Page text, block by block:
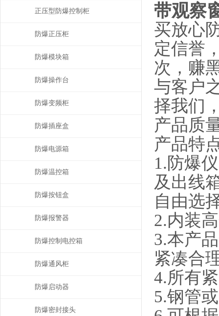
带观察
买放心
定信誉
次，赚
与客户
择我们
产品质
产品特
1.防爆
及出线
自由选
2.内装
3.本产
紧凑合
4.所有
5.钢管
正压型防爆控制柜
防爆正压柜
防爆模块箱
防爆操作台
防爆变频柜
防爆插座盒
防爆电源箱
防爆温控箱
防爆按钮盒
防爆报警器
防爆控制电控箱
防爆通风柜
防爆启动器
防爆密封接头